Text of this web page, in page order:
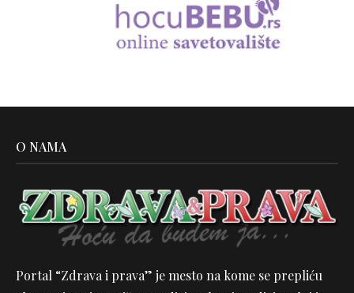
O NAMA
Portal “Zdrava i prava” je mesto na kome se prepliću